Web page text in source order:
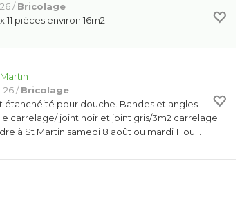
/Bricolage
pièces environ 16m2
26 /Bricolage
étanchéité pour douche. Bandes et angles
carrelage/ joint noir et joint gris/3m2 carrelage
à St Martin samedi 8 août ou mardi 11 ou…